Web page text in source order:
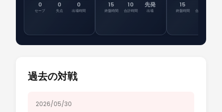
0
セーブ
0
失点
0
出場時間
15
終盤時間
10
合計時間
先発
出場
15
終盤時間 合計時間
過去の対戦
2026/05/30